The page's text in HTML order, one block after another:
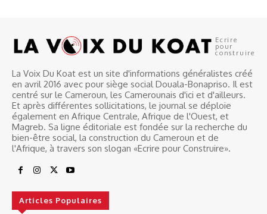
Ecrire
pour
construire
La Voix Du Koat est un site d'informations généralistes créé
en avril 2016 avec pour siège social Douala-Bonapriso. Il est
centré sur le Cameroun, les Camerounais d'ici et d'ailleurs.
Et après différentes sollicitations, le journal se déploie
également en Afrique Centrale, Afrique de l'Ouest, et
Magreb. Sa ligne éditoriale est fondée sur la recherche du
bien-être social, la construction du Cameroun et de
l'Afrique, à travers son slogan «Ecrire pour Construire».
Articles Populaires